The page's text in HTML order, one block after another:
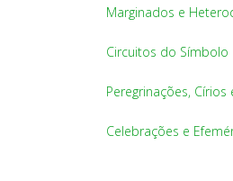
Marginados e
Circuitos do Símbolo
Peregrinações, Círios
Celebrações e